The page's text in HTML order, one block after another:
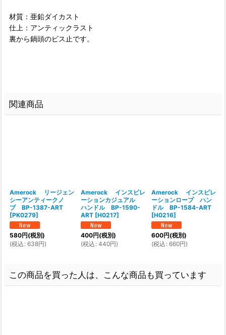
材質：亜鉛ダイカスト
仕上：アンティックラスト
裏から鍋頭のビス止です。
関連商品
Amerock リージェン
シーアンティークノ
ブ BP-1387-ART
[PK0279]
580円(税別)
(税込 : 638円)
Amerock インスピレ
ーションカジュアル
ハンドル BP-1590-
ART [H0217]
400円(税別)
(税込 : 440円)
Amerock インスピレ
ーションロープ ハン
ドル BP-1584-ART
[H0216]
600円(税別)
(税込 : 660円)
この商品を買った人は、こんな商品も買っています